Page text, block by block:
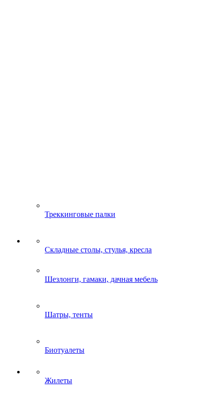
Треккинговые палки
Складные столы, стулья, кресла
Шезлонги, гамаки, дачная мебель
Шатры, тенты
Биотуалеты
Жилеты